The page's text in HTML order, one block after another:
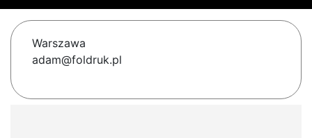
Warszawa
adam@foldruk.pl